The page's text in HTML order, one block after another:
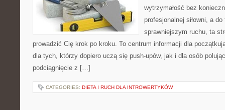
wytrzymałość bez
profesjonalnej siłowni, a
sprawniejszym ruchu, ta
prowadzić Cię krok po kroku. To centrum informacji dla
dla tych, którzy dopiero uczą się push-upów, jak i dla osób
podciągnięcie z […]
CATEGORIES: DIETA I RUCH DLA INTROWERTYKÓW